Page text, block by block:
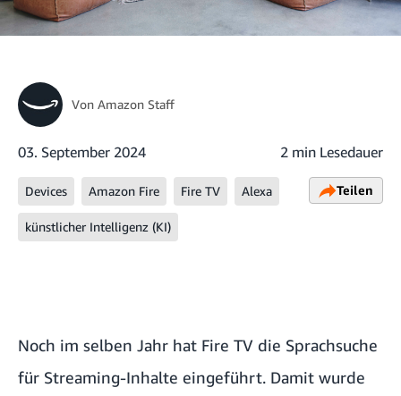
Von Amazon Staff
03. September 2024 2 min Lesedauer
Devices Amazon Fire Fire TV Alexa
künstlicher Intelligenz (KI)
Teilen
Noch im selben Jahr hat Fire TV die Sprachsuche
für Streaming-Inhalte eingeführt. Damit wurde